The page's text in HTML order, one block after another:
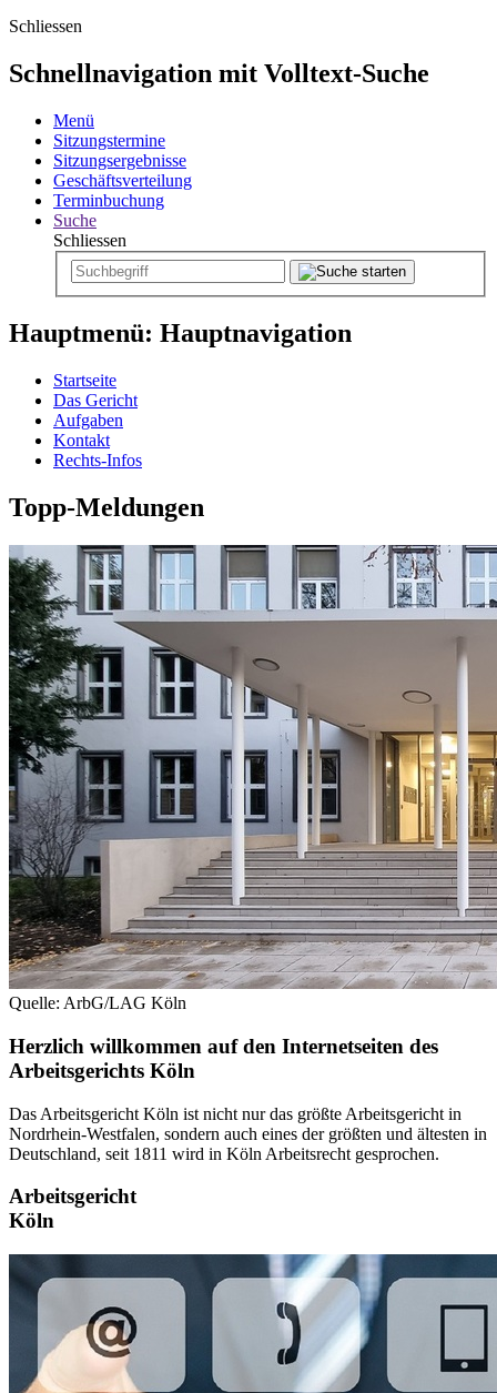
Schliessen
Schnellnavigation mit Volltext-Suche
Menü
Sitzungstermine
Sitzungsergebnisse
Geschäftsverteilung
Terminbuchung
Suche
Schliessen
Hauptmenü: Hauptnavigation
Startseite
Das Gericht
Aufgaben
Kontakt
Rechts-Infos
Topp-Meldungen
Quelle: ArbG/LAG Köln
Herzlich willkommen auf den Internetseiten des
Arbeitsgerichts Köln
Das Arbeitsgericht Köln ist nicht nur das größte Arbeitsgericht in
Nordrhein-Westfalen, sondern auch eines der größten und ältesten in
Deutschland, seit 1811 wird in Köln Arbeitsrecht gesprochen.
Arbeitsgericht
Köln